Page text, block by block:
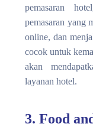
pemasaran
pemasaran yang
online, dan
cocok untuk
akan
layanan hotel.
3. Food